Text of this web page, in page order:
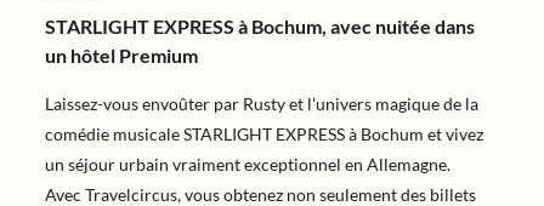
STARLIGHT EXPRESS à Bochum, avec nuitée dans
un hôtel Premium
Laissez-vous envoûter par Rusty et l'univers magique de la
comédie musicale STARLIGHT EXPRESS à Bochum et vivez
un séjour urbain vraiment exceptionnel en Allemagne.
Avec Travelcircus, vous obtenez non seulement des billets